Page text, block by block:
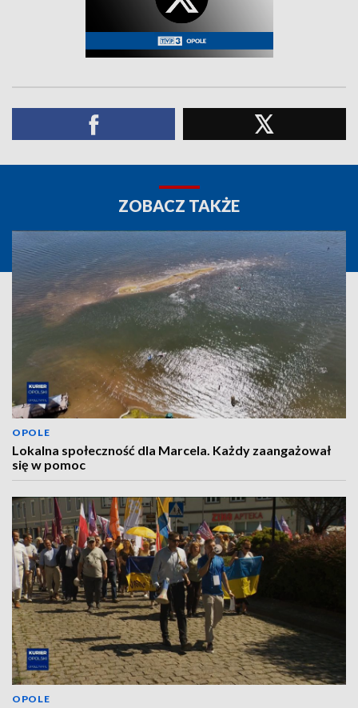
ZOBACZ TAKŻE
OPOLE
Lokalna społeczność dla Marcela. Każdy zaangażował
się w pomoc
OPOLE